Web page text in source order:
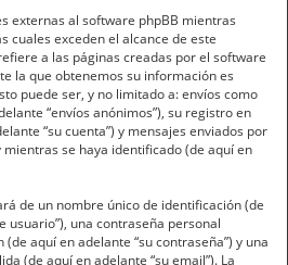
externas al software phpBB mientras
cuales exceden el alcance de este
a las páginas creadas por el software
la que obtenemos su información es
puede ser, y no limitado a: envíos como
“envíos anónimos”), su registro en
“su cuenta”) y mensajes enviados por
se haya identificado (de aquí en
de un nombre único de identificación (de
usuario”), una contraseña personal
aquí en adelante “su contraseña”) y una
(de aquí en adelante “su email”). La